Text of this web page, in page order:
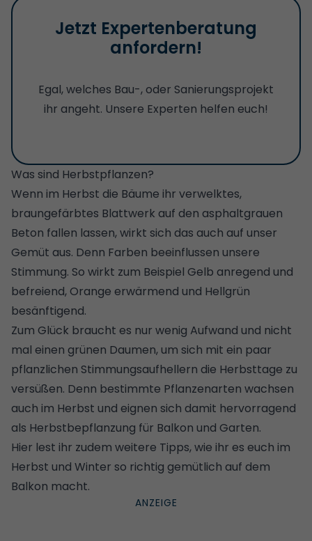
Jetzt Expertenberatung
anfordern!
Egal, welches Bau-, oder Sanierungsprojekt
ihr angeht. Unsere Experten helfen euch!
Was sind Herbstpflanzen?
Wenn im Herbst die Bäume ihr verwelktes,
braungefärbtes Blattwerk auf den asphaltgrauen
Beton fallen lassen, wirkt sich das auch auf unser
Gemüt aus. Denn Farben beeinflussen unsere
Stimmung. So wirkt zum Beispiel Gelb anregend und
befreiend, Orange erwärmend und Hellgrün
besänftigend.
Zum Glück braucht es nur wenig Aufwand und nicht
mal einen grünen Daumen, um sich mit ein paar
pflanzlichen Stimmungsaufhellern die Herbsttage zu
versüßen. Denn bestimmte Pflanzenarten wachsen
auch im Herbst und eignen sich damit hervorragend
als Herbstbepflanzung für Balkon und Garten.
Hier lest ihr zudem weitere Tipps, wie ihr es euch im
Herbst und Winter so richtig gemütlich auf dem
Balkon macht.